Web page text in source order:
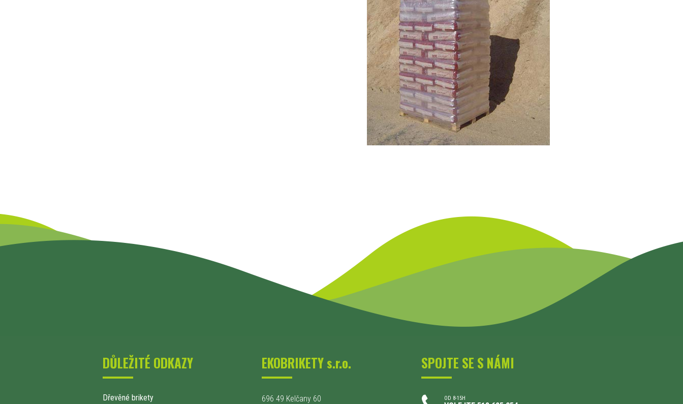
DŮLEŽITÉ ODKAZY
Dřevěné brikety
EKOBRIKETY s.r.o.
696 49 Kelčany 60
SPOJTE SE S NÁMI
OD 8-15H